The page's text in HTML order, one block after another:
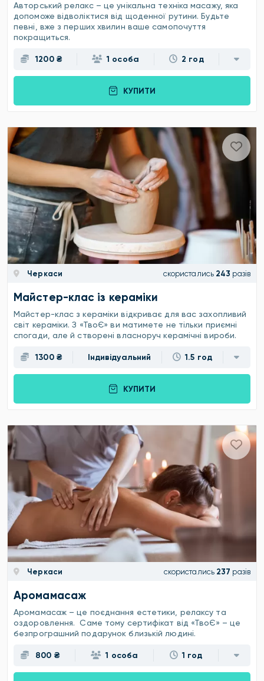
Авторський релакс – це унікальна техніка масажу, яка
допоможе відволіктися від щоденної рутини. Будьте
певні, вже з перших хвилин ваше самопочуття
покращиться.
1200 ₴ 1 особа 2 год
КУПИТИ
Черкаси скористались 243 разів
Майстер-клас із кераміки
Майстер-клас з кераміки відкриває для вас захопливий
світ кераміки. З «ТвоЄ» ви матимете не тільки приємні
спогади, але й створені власноруч керамічні вироби.
1300 ₴ Індивідуальний 1.5 год
КУПИТИ
Черкаси скористались 237 разів
Аромамасаж
Аромамасаж – це поєднання естетики, релаксу та
оздоровлення. Саме тому сертифікат від «ТвоЄ» – це
безпрограшний подарунок близькій людині.
800 ₴ 1 особа 1 год